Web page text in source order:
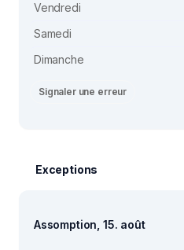
Vendredi
Samedi
Dimanche
Signaler une erreur
Exceptions
Assomption, 15. août